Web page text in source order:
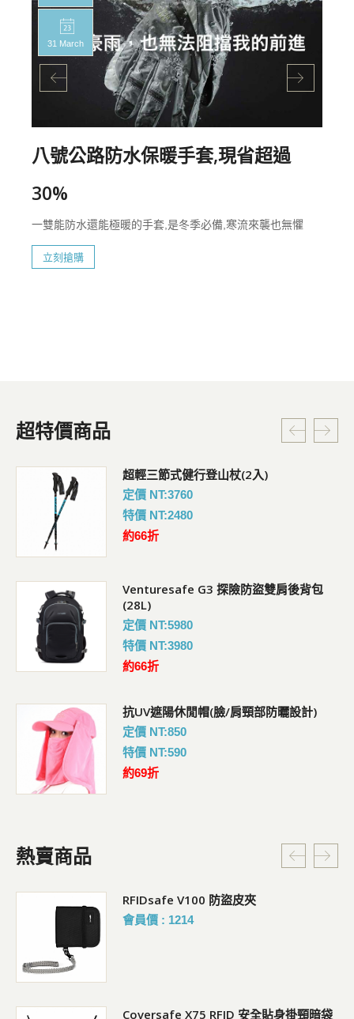
31 March
八號公路防水保暖手套,現省超過
30%
一雙能防水還能極暖的手套,是冬季必備,寒流來襲也無懼
立刻搶購
超特價商品
超輕三節式健行登山杖(2入)
定價 NT:3760
特價 NT:2480
約66折
Venturesafe G3 探險防盜雙肩後背包
(28L)
定價 NT:5980
特價 NT:3980
約66折
抗UV遮陽休閒帽(臉/肩頸部防曬設計)
定價 NT:850
特價 NT:590
約69折
熱賣商品
RFIDsafe V100 防盜皮夾
會員價 : 1214
Coversafe X75 RFID 安全貼身掛頸暗袋